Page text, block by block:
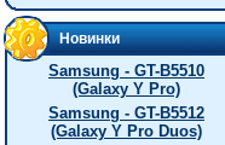
Новинки
Samsung - GT-B5510
(Galaxy Y Pro)
Samsung - GT-B5512
(Galaxy Y Pro Duos)